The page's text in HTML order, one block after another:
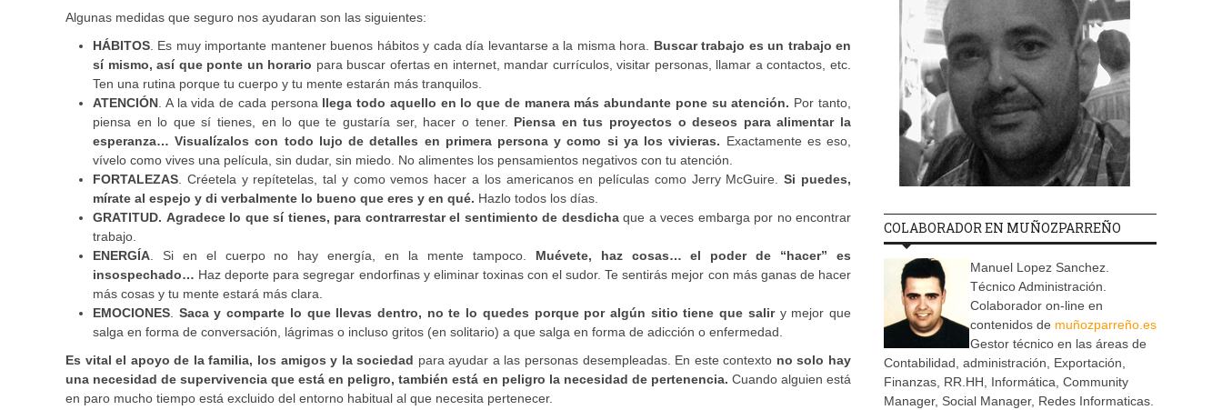
Algunas medidas que seguro nos ayudaran son las siguientes:
HÁBITOS. Es muy importante mantener buenos hábitos y cada día levantarse a la misma hora. Buscar trabajo es un trabajo en
sí mismo, así que ponte un horario para buscar ofertas en internet, mandar currículos, visitar personas, llamar a contactos, etc.
Ten una rutina porque tu cuerpo y tu mente estarán más tranquilos.
ATENCIÓN. A la vida de cada persona llega todo aquello en lo que de manera más abundante pone su atención. Por tanto,
piensa en lo que sí tienes, en lo que te gustaría ser, hacer o tener. Piensa en tus proyectos o deseos para alimentar la
esperanza… Visualízalos con todo lujo de detalles en primera persona y como si ya los vivieras. Exactamente es eso,
vívelo como vives una película, sin dudar, sin miedo. No alimentes los pensamientos negativos con tu atención.
FORTALEZAS. Créetela y repítetelas, tal y como vemos hacer a los americanos en películas como Jerry McGuire.Si puedes,
mírate al espejo y di verbalmente lo bueno que eres y en qué. Hazlo todos los días.
GRATITUD. Agradece lo que sí tienes, para contrarrestar el sentimiento de desdichaque a veces embarga por no encontrar
trabajo.
ENERGÍA. Si en el cuerpo no hay energía, en la mente tampoco. Muévete, haz cosas… el poder de “hacer” es
insospechado… Haz deporte para segregar endorfinas y eliminar toxinas con el sudor. Te sentirás mejor con más ganas de hacer
más cosas y tu mente estará más clara.
EMOCIONES. Saca y comparte lo que llevas dentro, no te lo quedes porque por algún sitio tiene que saliry mejor que
salga en forma de conversación, lágrimas o incluso gritos (en solitario) a que salga en forma de adicción o enfermedad.
Es vital el apoyo de la familia, los amigos y la sociedad para ayudar a las personas desempleadas. En este contexto no solo hay
una necesidad de supervivencia que está en peligro, también está en peligro la necesidad de pertenencia. Cuando alguien está
en paro mucho tiempo está excluido del entorno habitual al que necesita pertenecer.
COLABORADOR EN MUÑOZPARREÑO
Manuel Lopez Sanchez.
Técnico Administración.
Colaborador on-line en
contenidos de muñozparreño.es
Gestor técnico en las áreas de
Contabilidad, administración, Exportación,
Finanzas, RR.HH, Informática, Community
Manager, Social Manager, Redes Informaticas.